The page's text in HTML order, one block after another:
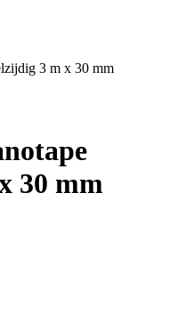
3 m x 30 mm
30 mm